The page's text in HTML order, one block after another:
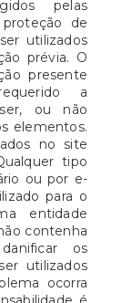
pelas
de
utilizados
prévia. O
presente
a
ou não
elementos.
no site
tipo
ou por e-
para o
entidade
contenha
os
utilizados
ocorra